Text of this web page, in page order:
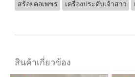
สร้อยคอเพชร เครื่องประดับเจ้าสาว
สินค้าเกี่ยวข้อง